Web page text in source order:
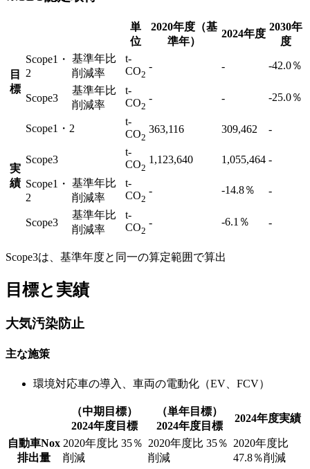
単
位
2020年度（基
準年）
2024年度
2030年
度
目
標
Scope1・
2
基準年比
削減率
t-
CO2
- - -42.0％
Scope3
基準年比
削減率
t-
CO2
- - -25.0％
実
績
Scope1・2
t-
CO2
363,116 309,462 -
Scope3
t-
CO2
1,123,640 1,055,464 -
Scope1・
2
基準年比
削減率
t-
CO2
- -14.8％ -
Scope3
基準年比
削減率
t-
CO2
- -6.1％ -
Scope3は、基準年度と同一の算定範囲で算出
目標と実績
大気汚染防止
主な施策
環境対応車の導入、車両の電動化（EV、FCV）
（中期目標）
2024年度目標
（単年目標）
2024年度目標
2024年度実績
自動車Nox
排出量
2020年度比 35％
削減
2020年度比 35％
削減
2020年度比
47.8％削減